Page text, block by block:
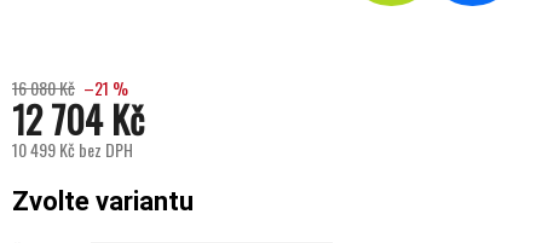
16 080 Kč –21 %
12 704 Kč
10 499 Kč bez DPH
Zvolte variantu